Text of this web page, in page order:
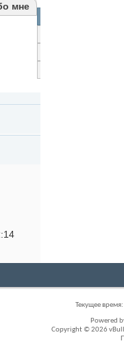
мне
Текущее время:
Powered
Copyright © 2026